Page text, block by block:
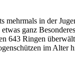
in der
ganz
643 Ringen
im Alter